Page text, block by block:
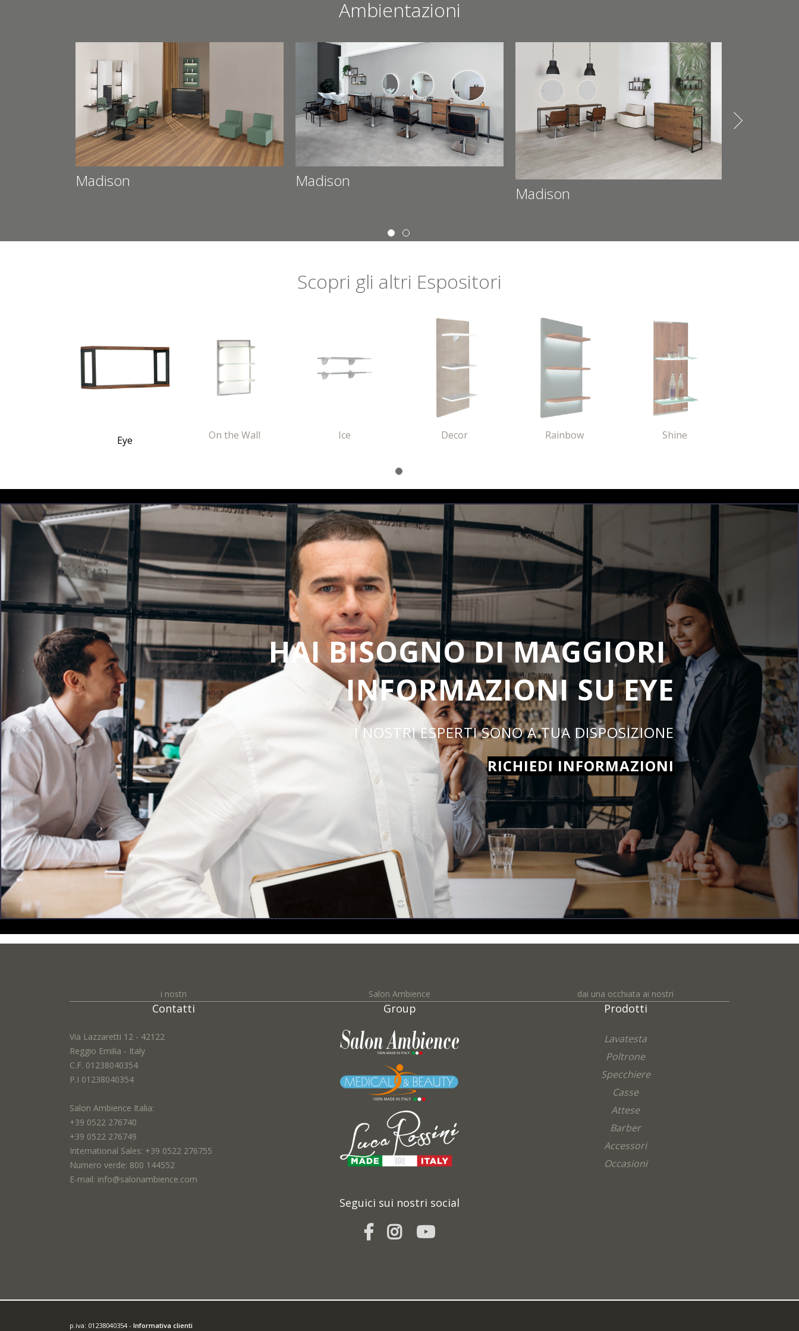
Richiesta:
I campi contrassegnati con * sono obbligatori
Acconsento al trattamento dei dati inseriti e confermo d'avere preso visione del documento sulla
Privacy Policy *
Moka 04 Oak 05 White Ash 06
Ambientazioni
Madison Madison
Madison
Scopri gli altri Espositori
Eye On the Wall Ice Decor Rainbow Shine
HAI BISOGNO DI MAGGIORI
INFORMAZIONI SU EYE
I NOSTRI ESPERTI SONO A TUA DISPOSIZIONE
RICHIEDI INFORMAZIONI
Città *:
i nostri
Contatti
Via Lazzaretti 12 - 42122
Reggio Emilia - Italy
C.F. 01238040354
P.I 01238040354
Salon Ambience Italia:
+39 0522 276740
+39 0522 276749
International Sales: +39 0522 276755
Numero verde: 800 144552
E-mail: info@salonambience.com
Salon Ambience
Group
Seguici sui nostri social
dai una occhiata ai nostri
Prodotti
Lavatesta
Poltrone
Specchiere
Casse
Attese
Barber
Accessori
Occasioni
p.iva: 01238040354 - Informativa clienti